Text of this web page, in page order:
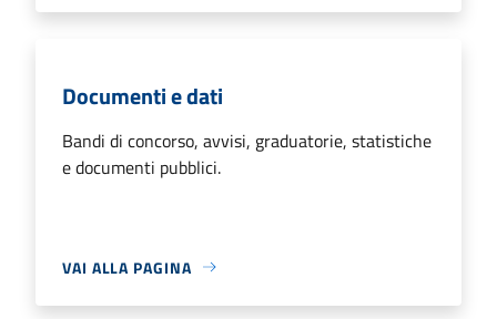
Documenti e dati
Bandi di concorso, avvisi, graduatorie, statistiche
e documenti pubblici.
VAI ALLA PAGINA